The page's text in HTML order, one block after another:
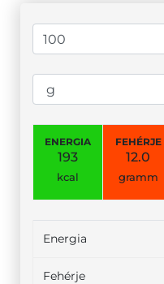
ENERGIA
193
kcal
FEHÉRJE
12.0
gramm
Energia
Fehérje